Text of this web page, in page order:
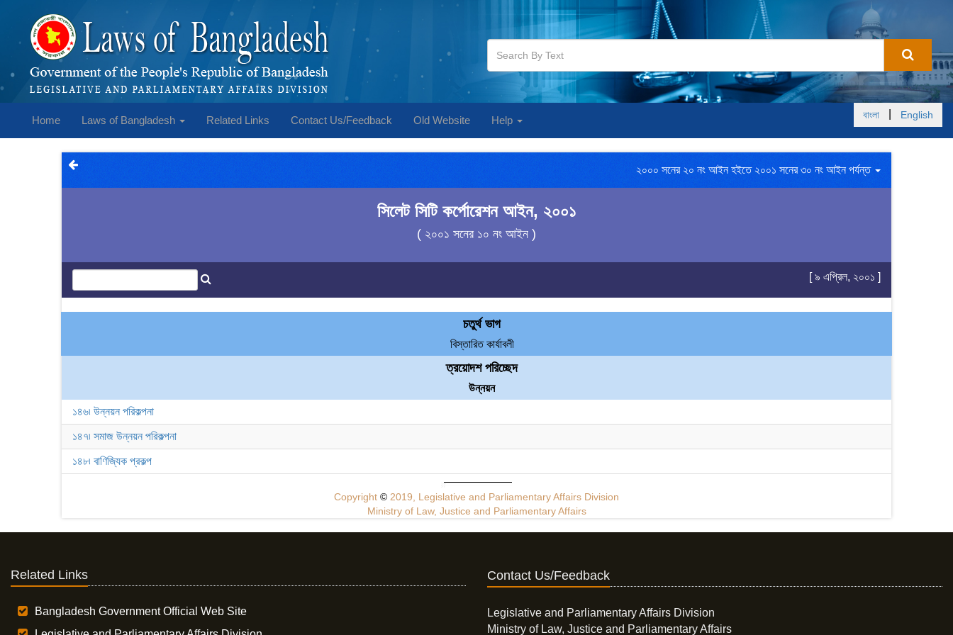
Home Laws of Bangladesh Related Links Contact Us/Feedback Old Website Help বাংলা English
২০০০ সনের ২০ নং আইন হইতে ২০০১ সনের ৩০ নং আইন পর্যন্ত
সিলেট সিটি কর্পোরেশন আইন, ২০০১
( ২০০১ সনের ১০ নং আইন )
[ ৯ এপ্রিল, ২০০১ ]
চতুর্থ ভাগ
বিস্তারিত কার্যাবলী
ত্রয়োদশ পরিচ্ছেদ
উন্নয়ন
১৪৬৷ উন্নয়ন পরিকল্পনা
১৪৭৷ সমাজ উন্নয়ন পরিকল্পনা
১৪৮৷ বাণিজ্যিক প্রকল্প
Copyright © 2019, Legislative and Parliamentary Affairs Division
Ministry of Law, Justice and Parliamentary Affairs
Related Links
Bangladesh Government Official Web Site
Contact Us/Feedback
Legislative and Parliamentary Affairs Division
Ministry of Law, Justice and Parliamentary Affairs